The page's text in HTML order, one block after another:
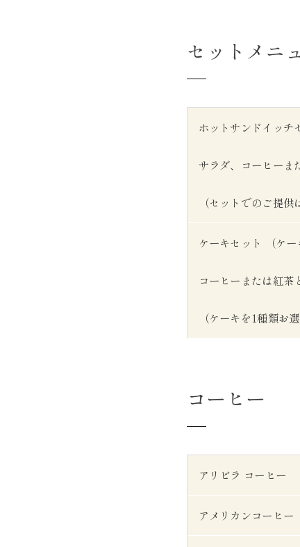
セットメニ
ホットサンドイッチ
サラダ、コーヒーま
（セットでのご提
ケーキセット （ケー
コーヒーまたは紅茶
（ケーキを1種類お
コーヒー
アリビラ コーヒー
アメリカンコーヒー